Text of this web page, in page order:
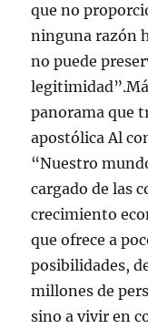
que no
ninguna razón
no puede
panorama que
apostólica Al
“Nuestro
cargado de las
crecimiento
que ofrece a
posibilidades,
millones de
sino a vivir en